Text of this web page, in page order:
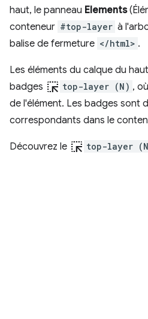
haut, le panneau Elements
conteneur #top-layer à
balise de fermeture </html> .
Les éléments du calque du
badges ink_selection top-layer (N) , où
de l'élément. Les badges sont
correspondants dans le
Découvrez le ink_selection top-layer